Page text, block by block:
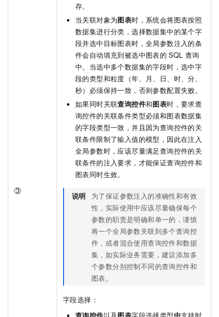
③
存。
当关联对象为图表时，系统会将图表按照
数据集进行分类，选择数据集中的某个字
段并选中目标图表时，全局参数注入的条
件会自动填充到被选中图表的 SQL 查询
中。当选中多个数据集的字段时，选中字
段的类型和粒度（年、月、日、时、分、
秒）必须保持一致，否则参数配置失败。
如果同时关联查询控件和图表时，要求查
询控件的关联条件类型必须和图表数据集
的字段类型一致，并且因为查询控件的关
联条件限制了输入值的模型，因此在注入
全局参数时，应该尽量满足查询控件的关
联条件的注入要求，才能保证查询控件和
图表同时生效。
说明
为了保证参数注入的准确性和有效
性，实际使用中应该尽量确保每个
参数的职责是明确和单一的，谨慎
将一个全局参数关联到多个查询控
件，或者混合使用查询控件和数据
集，如实际业务需要，建议添加多
个参数分别控制不同的查询控件和
图表。
字段选择：
查询控件以及图表字段选择类型中支持时